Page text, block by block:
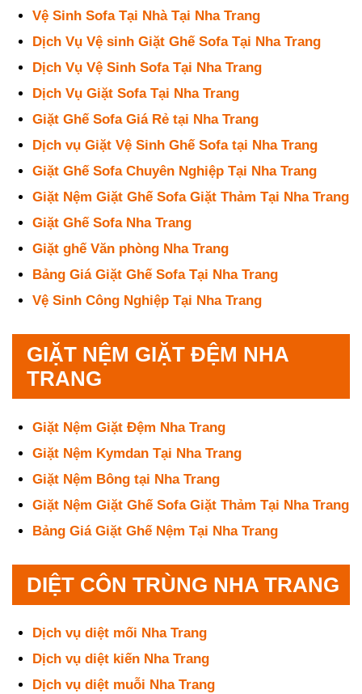
Vệ Sinh Sofa Tại Nhà Tại Nha Trang
Dịch Vụ Vệ sinh Giặt Ghế Sofa Tại Nha Trang
Dịch Vụ Vệ Sinh Sofa Tại Nha Trang
Dịch Vụ Giặt Sofa Tại Nha Trang
Giặt Ghế Sofa Giá Rẻ tại Nha Trang
Dịch vụ Giặt Vệ Sinh Ghế Sofa tại Nha Trang
Giặt Ghế Sofa Chuyên Nghiệp Tại Nha Trang
Giặt Nệm Giặt Ghế Sofa Giặt Thảm Tại Nha Trang
Giặt Ghế Sofa Nha Trang
Giặt ghế Văn phòng Nha Trang
Bảng Giá Giặt Ghế Sofa Tại Nha Trang
Vệ Sinh Công Nghiệp Tại Nha Trang
GIẶT NỆM GIẶT ĐỆM NHA
TRANG
Giặt Nệm Giặt Đệm Nha Trang
Giặt Nệm Kymdan Tại Nha Trang
Giặt Nệm Bông tại Nha Trang
Giặt Nệm Giặt Ghế Sofa Giặt Thảm Tại Nha Trang
Bảng Giá Giặt Ghế Nệm Tại Nha Trang
DIỆT CÔN TRÙNG NHA TRANG
Dịch vụ diệt mối Nha Trang
Dịch vụ diệt kiến Nha Trang
Dịch vụ diệt muỗi Nha Trang